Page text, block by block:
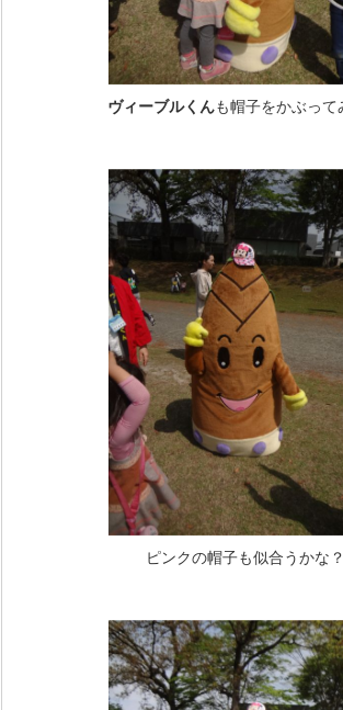
ヴィーブルくんも帽子をかぶって
ピンクの帽子も似合うかな？